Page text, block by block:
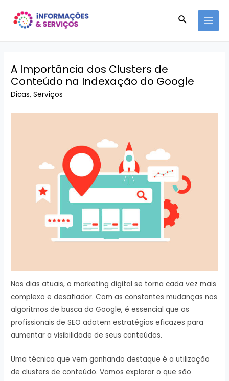
para
Pesquisar
A Importância dos Clusters de
Conteúdo na Indexação do Google
Dicas,Serviços
Nos dias atuais, o marketing digital se torna cada vez mais
complexo e desafiador. Com as constantes mudanças nos
algoritmos de busca do Google, é essencial que os
profissionais de SEO adotem estratégias eficazes para
aumentar a visibilidade de seus conteúdos.
Uma técnica que vem ganhando destaque é a utilização
de clusters de conteúdo. Vamos explorar o que são